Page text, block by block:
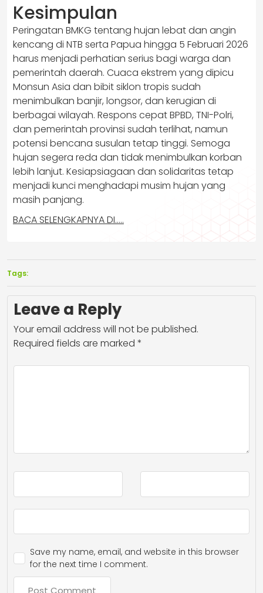
Kesimpulan
Peringatan BMKG tentang hujan lebat dan angin
kencang di NTB serta Papua hingga 5 Februari 2026
harus menjadi perhatian serius bagi warga dan
pemerintah daerah. Cuaca ekstrem yang dipicu
Monsun Asia dan bibit siklon tropis sudah
menimbulkan banjir, longsor, dan kerugian di
berbagai wilayah. Respons cepat BPBD, TNI-Polri,
dan pemerintah provinsi sudah terlihat, namun
potensi bencana susulan tetap tinggi. Semoga
hujan segera reda dan tidak menimbulkan korban
lebih lanjut. Kesiapsiagaan dan solidaritas tetap
menjadi kunci menghadapi musim hujan yang
masih panjang.
BACA SELENGKAPNYA DI…..
Tags:
Leave a Reply
Your email address will not be published.
Required fields are marked *
Save my name, email, and website in this browser
for the next time I comment.